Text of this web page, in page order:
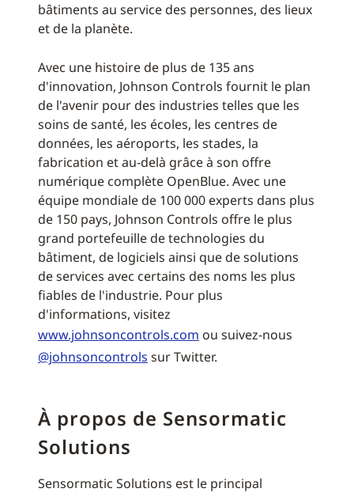
bâtiments au service des personnes, des lieux
et de la planète.
Avec une histoire de plus de 135 ans
d'innovation, Johnson Controls fournit le plan
de l'avenir pour des industries telles que les
soins de santé, les écoles, les centres de
données, les aéroports, les stades, la
fabrication et au-delà grâce à son offre
numérique complète OpenBlue. Avec une
équipe mondiale de 100 000 experts dans plus
de 150 pays, Johnson Controls offre le plus
grand portefeuille de technologies du
bâtiment, de logiciels ainsi que de solutions
de services avec certains des noms les plus
fiables de l'industrie. Pour plus
d'informations, visitez
www.johnsoncontrols.com ou suivez-nous
@johnsoncontrols sur Twitter.
À propos de Sensormatic
Solutions
Sensormatic Solutions est le principal